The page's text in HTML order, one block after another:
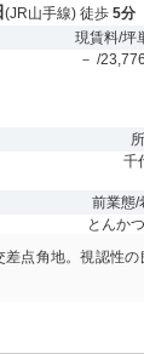
(JR山手線) 徒歩 5分
現賃料/坪
－ /
千
前業態/
とんか
点角地。視認性の